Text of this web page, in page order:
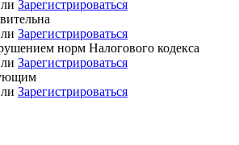
Зарегистрироваться
Зарегистрироваться
норм Налогового кодекса
Зарегистрироваться
Зарегистрироваться